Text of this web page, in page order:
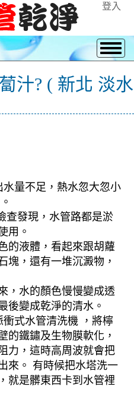
登入
汁? ( 新北 淡水
量不足，熱水忽大忽小
查發現，水管路都是淤
用。
的液體，看起來跟胡蘿
塊，還有一堆沉澱物，
，水的顏色慢慢變成透
後變成乾淨的清水。
式水管清洗機 ，將檸
的鐵鏽及生物膜軟化，
力，這時高周波就會把
來。 有時候把水塔洗一
就是髒東西卡到水管裡